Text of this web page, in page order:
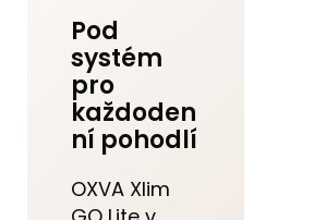
Pod
systém
pro
každoden
ní pohodlí
OXVA Xlim